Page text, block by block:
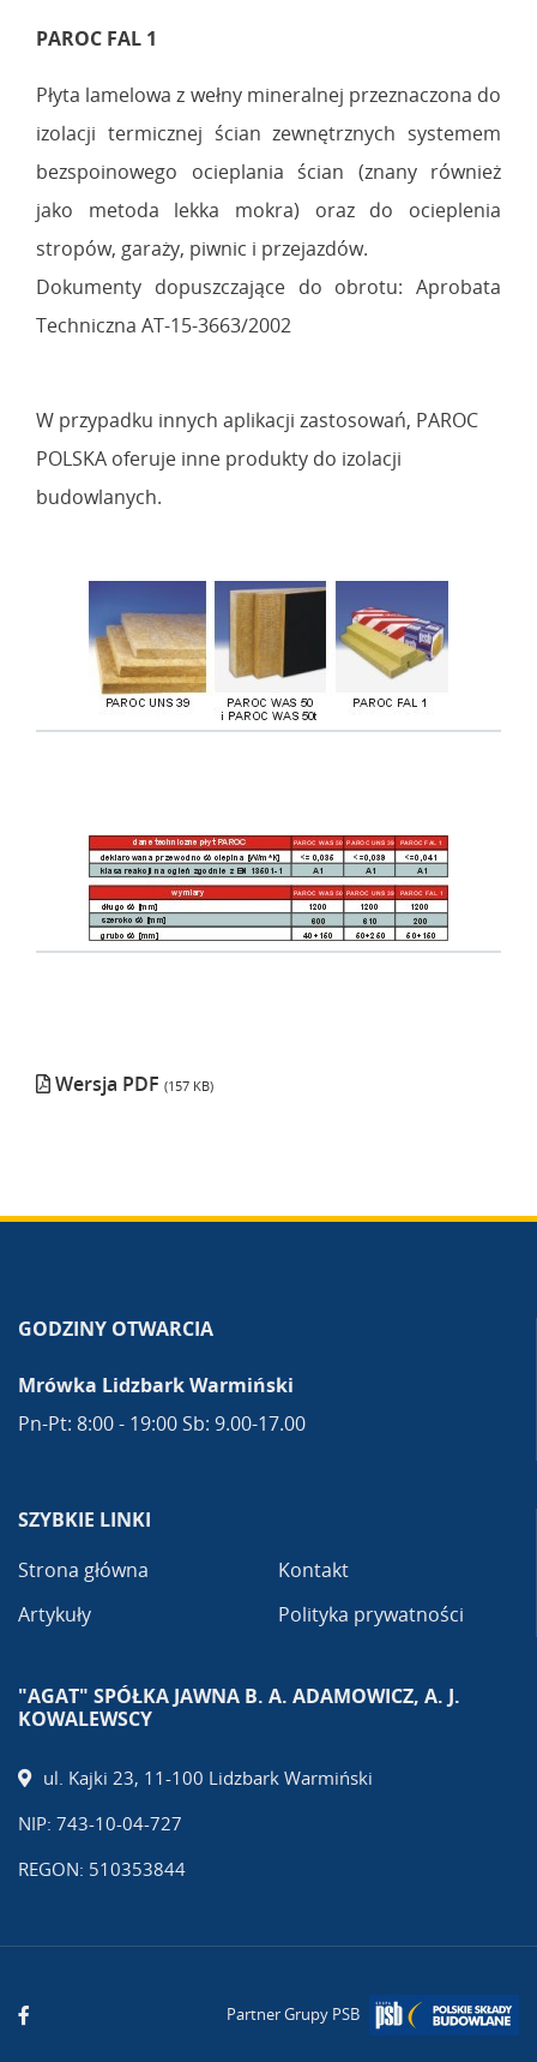
PAROC FAL 1
Płyta lamelowa z wełny mineralnej przeznaczona do
izolacji termicznej ścian zewnętrznych systemem
bezspoinowego ocieplania ścian (znany również
jako metoda lekka mokra) oraz do ocieplenia
stropów, garaży, piwnic i przejazdów.
Dokumenty dopuszczające do obrotu: Aprobata
Techniczna AT-15-3663/2002
W przypadku innych aplikacji zastosowań, PAROC
POLSKA oferuje inne produkty do izolacji
budowlanych.
Wersja PDF (157 KB)
GODZINY OTWARCIA
Mrówka Lidzbark Warmiński
Pn-Pt: 8:00 - 19:00 Sb: 9.00-17.00
SZYBKIE LINKI
Strona główna
Artykuły
Kontakt
Polityka prywatności
"AGAT" SPÓŁKA JAWNA B. A. ADAMOWICZ, A. J.
KOWALEWSCY
ul. Kajki 23, 11-100 Lidzbark Warmiński
NIP: 743-10-04-727
REGON: 510353844
Partner Grupy PSB